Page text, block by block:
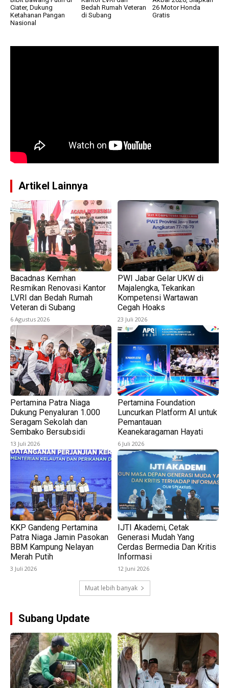
Ciater, Dukung
Ketahanan Pangan
Nasional
Bedah Rumah Veteran
di Subang
26 Motor Honda
Gratis
Artikel Lainnya
Bacadnas Kemhan
Resmikan Renovasi Kantor
LVRI dan Bedah Rumah
Veteran di Subang
6 Agustus 2026
PWI Jabar Gelar UKW di
Majalengka, Tekankan
Kompetensi Wartawan
Cegah Hoaks
23 Juli 2026
Pertamina Patra Niaga
Dukung Penyaluran 1.000
Seragam Sekolah dan
Sembako Bersubsidi
13 Juli 2026
Pertamina Foundation
Luncurkan Platform AI untuk
Pemantauan
Keanekaragaman Hayati
6 Juli 2026
KKP Gandeng Pertamina
Patra Niaga Jamin Pasokan
BBM Kampung Nelayan
Merah Putih
3 Juli 2026
IJTI Akademi, Cetak
Generasi Mudah Yang
Cerdas Bermedia Dan Kritis
Informasi
12 Juni 2026
Muat lebih banyak
Subang Update